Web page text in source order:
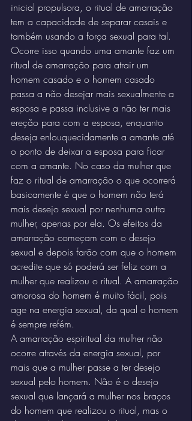
inicial propulsora, o ritual de amarração
tem a capacidade de separar casais e
também usando a força sexual para tal.
Ocorre isso quando uma amante faz um
ritual de amarração para atrair um
homem casado e o homem casado
passa a não desejar mais sexualmente a
esposa e passa inclusive a não ter mais
ereção para com a esposa, enquanto
deseja enlouquecidamente a amante até
o ponto de deixar a esposa para ficar
com a amante. No caso da mulher que
faz o ritual de amarração o que ocorrerá
basicamente é que o homem não terá
mais desejo sexual por nenhuma outra
mulher, apenas por ela. Os efeitos da
amarração começam com o desejo
sexual e depois farão com que o homem
acredite que só poderá ser feliz com a
mulher que realizou o ritual. A amarração
amorosa do homem é muito fácil, pois
age na energia sexual, da qual o homem
é sempre refém.
A amarração espiritual da mulher não
ocorre através da energia sexual, por
mais que a mulher passe a ter desejo
sexual pelo homem. Não é o desejo
sexual que lançará a mulher nos braços
do homem que realizou o ritual, mas o